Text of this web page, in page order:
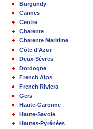
Burgundy
Cannes
Centre
Charente
Charente Maritime
Côte d’Azur
Deux-Sèvres
Dordogne
French Alps
French Riviera
Gers
Haute-Garonne
Haute-Savoie
Hautes-Pyrénées